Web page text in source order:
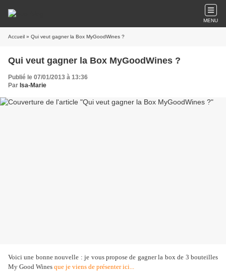
MENU
Accueil » Qui veut gagner la Box MyGoodWines ?
Qui veut gagner la Box MyGoodWines ?
Publié le 07/01/2013 à 13:36
Par Isa-Marie
Voici une bonne nouvelle : je vous propose de gagner la box de 3 bouteilles
My Good Wines que je viens de présenter ici...